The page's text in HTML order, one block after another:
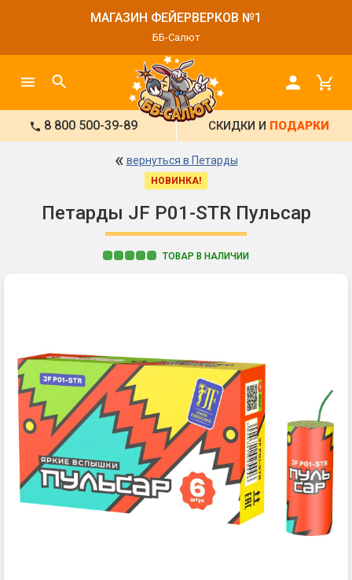
МАГАЗИН ФЕЙЕРВЕРКОВ №1
ББ-Салют
8 800 500-39-89 СКИДКИ И ПОДАРКИ
« вернуться в Петарды
НОВИНКА!
Петарды JF P01-STR Пульсар
ТОВАР В НАЛИЧИИ